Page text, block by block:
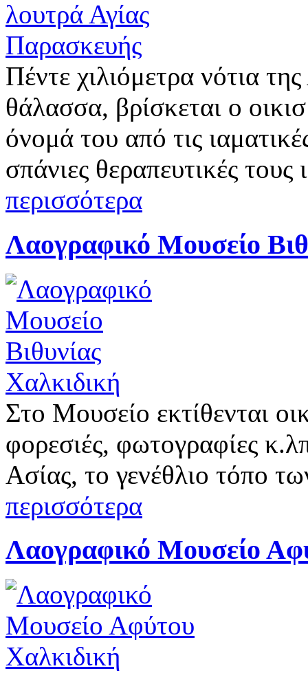
Πέντε χιλιόμετρα νότια
θάλασσα, βρίσκεται ο
όνομά του από τις
σπάνιες θεραπευτικές
περισσότερα
Λαογραφικό Μουσείο
Στο Μουσείο εκτίθενται
φορεσιές, φωτογραφίες
Ασίας, το γενέθλιο τόπο
περισσότερα
Λαογραφικό Μουσείο